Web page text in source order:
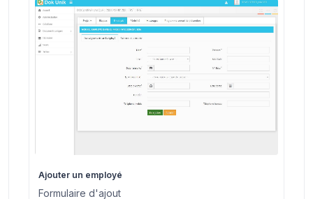
Ajouter un employé
Formulaire d'ajout